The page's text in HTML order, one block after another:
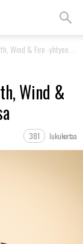
-yhtyeen musiikin tahdissa
Wind &
381 lukukertaa